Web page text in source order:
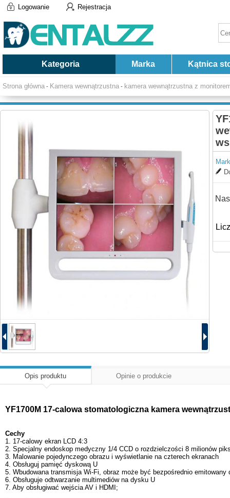
Logowanie Rejestracja
Kategoria Marka Kątnica
Strona główna - Kamera wewnątrzustna - kamera wewnątrzustna z
Opis produktu Opinie o produkcie
YF1700M 17-calowa stomatologiczna kamera
Cechy
1. 17-calowy ekran LCD 4:3
2. Specjalny endoskop medyczny 1/4 CCD o rozdzielczości 8 milionów
3. Malowanie pojedynczego obrazu i wyświetlanie na czterech ekranach
4. Obsługuj pamięć dyskową U
5. Wbudowana transmisja Wi-Fi, obraz może być bezpośrednio emitowany
6. Obsługuje odtwarzanie multimediów na dysku U
7. Aby obsługiwać wejścia AV i HDMI;